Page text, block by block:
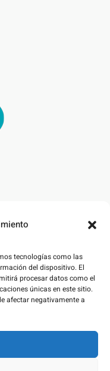
tecnologías como las
del dispositivo. El
procesar datos como el
únicas en este sitio.
afectar negativamente a